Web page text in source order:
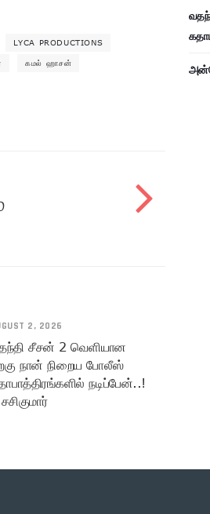
LYCA PRODUCTIONS
கமல் ஹாசன்
2, 2026
சீசன் 2 வெளியான
நான் நிறைய போலீஸ்
நடிப்பேன்..!